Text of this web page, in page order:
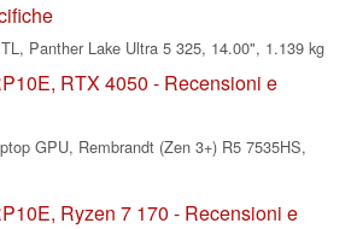
Panther Lake Ultra 5 325, 14.00", 1.139 kg
RTX 4050 - Recensioni e
GPU, Rembrandt (Zen 3+) R5 7535HS,
Ryzen 7 170 - Recensioni e